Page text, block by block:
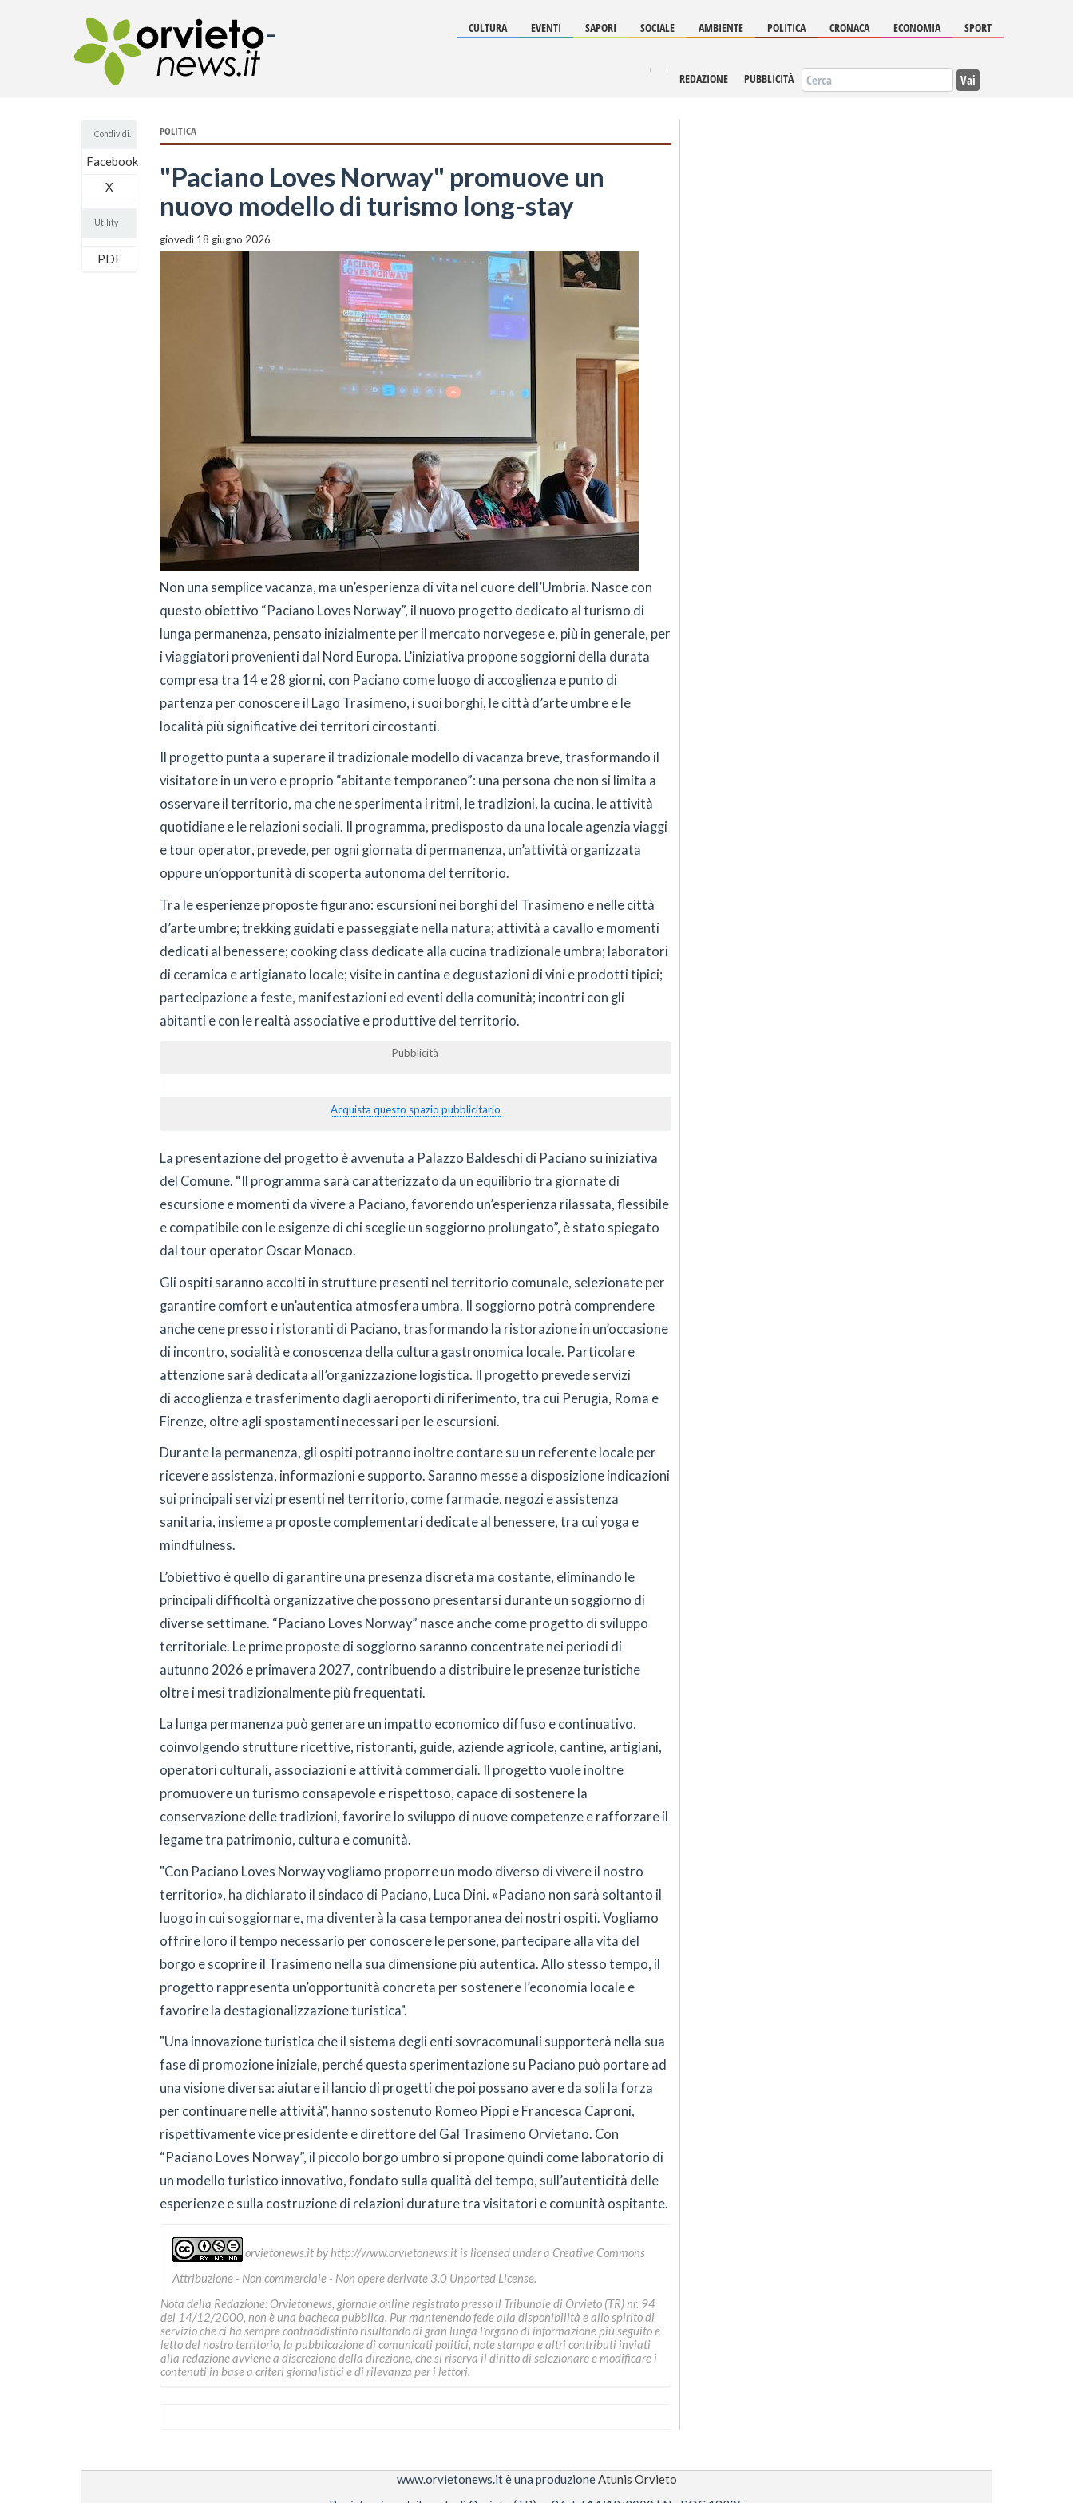
- CULTURA EVENTI SAPORI SOCIALE AMBIENTE POLITICA CRONACA ECONOMIA SPORT
REDAZIONE PUBBLICITÀ Vai
Condividi.
Facebook
X
Utility
PDF
POLITICA
"Paciano Loves Norway" promuove un
nuovo modello di turismo long-stay
giovedì 18 giugno 2026
Non una semplice vacanza, ma un’esperienza di vita nel cuore dell’Umbria. Nasce con
questo obiettivo “Paciano Loves Norway”, il nuovo progetto dedicato al turismo di
lunga permanenza, pensato inizialmente per il mercato norvegese e, più in generale, per
i viaggiatori provenienti dal Nord Europa. L’iniziativa propone soggiorni della durata
compresa tra 14 e 28 giorni, con Paciano come luogo di accoglienza e punto di
partenza per conoscere il Lago Trasimeno, i suoi borghi, le città d’arte umbre e le
località più significative dei territori circostanti.
Il progetto punta a superare il tradizionale modello di vacanza breve, trasformando il
visitatore in un vero e proprio “abitante temporaneo”: una persona che non si limita a
osservare il territorio, ma che ne sperimenta i ritmi, le tradizioni, la cucina, le attività
quotidiane e le relazioni sociali. Il programma, predisposto da una locale agenzia viaggi
e tour operator, prevede, per ogni giornata di permanenza, un’attività organizzata
oppure un’opportunità di scoperta autonoma del territorio.
Tra le esperienze proposte figurano: escursioni nei borghi del Trasimeno e nelle città
d’arte umbre; trekking guidati e passeggiate nella natura; attività a cavallo e momenti
dedicati al benessere; cooking class dedicate alla cucina tradizionale umbra; laboratori
di ceramica e artigianato locale; visite in cantina e degustazioni di vini e prodotti tipici;
partecipazione a feste, manifestazioni ed eventi della comunità; incontri con gli
abitanti e con le realtà associative e produttive del territorio.
Pubblicità
Acquista questo spazio pubblicitario
La presentazione del progetto è avvenuta a Palazzo Baldeschi di Paciano su iniziativa
del Comune. “Il programma sarà caratterizzato da un equilibrio tra giornate di
escursione e momenti da vivere a Paciano, favorendo un’esperienza rilassata, flessibile
e compatibile con le esigenze di chi sceglie un soggiorno prolungato”, è stato spiegato
dal tour operator Oscar Monaco.
Gli ospiti saranno accolti in strutture presenti nel territorio comunale, selezionate per
garantire comfort e un’autentica atmosfera umbra. Il soggiorno potrà comprendere
anche cene presso i ristoranti di Paciano, trasformando la ristorazione in un’occasione
di incontro, socialità e conoscenza della cultura gastronomica locale. Particolare
attenzione sarà dedicata all’organizzazione logistica. Il progetto prevede servizi
di accoglienza e trasferimento dagli aeroporti di riferimento, tra cui Perugia, Roma e
Firenze, oltre agli spostamenti necessari per le escursioni.
Durante la permanenza, gli ospiti potranno inoltre contare su un referente locale per
ricevere assistenza, informazioni e supporto. Saranno messe a disposizione indicazioni
sui principali servizi presenti nel territorio, come farmacie, negozi e assistenza
sanitaria, insieme a proposte complementari dedicate al benessere, tra cui yoga e
mindfulness.
L’obiettivo è quello di garantire una presenza discreta ma costante, eliminando le
principali difficoltà organizzative che possono presentarsi durante un soggiorno di
diverse settimane. “Paciano Loves Norway” nasce anche come progetto di sviluppo
territoriale. Le prime proposte di soggiorno saranno concentrate nei periodi di
autunno 2026 e primavera 2027, contribuendo a distribuire le presenze turistiche
oltre i mesi tradizionalmente più frequentati.
La lunga permanenza può generare un impatto economico diffuso e continuativo,
coinvolgendo strutture ricettive, ristoranti, guide, aziende agricole, cantine, artigiani,
operatori culturali, associazioni e attività commerciali. Il progetto vuole inoltre
promuovere un turismo consapevole e rispettoso, capace di sostenere la
conservazione delle tradizioni, favorire lo sviluppo di nuove competenze e rafforzare il
legame tra patrimonio, cultura e comunità.
"Con Paciano Loves Norway vogliamo proporre un modo diverso di vivere il nostro
territorio», ha dichiarato il sindaco di Paciano, Luca Dini. «Paciano non sarà soltanto il
luogo in cui soggiornare, ma diventerà la casa temporanea dei nostri ospiti. Vogliamo
offrire loro il tempo necessario per conoscere le persone, partecipare alla vita del
borgo e scoprire il Trasimeno nella sua dimensione più autentica. Allo stesso tempo, il
progetto rappresenta un’opportunità concreta per sostenere l’economia locale e
favorire la destagionalizzazione turistica".
"Una innovazione turistica che il sistema degli enti sovracomunali supporterà nella sua
fase di promozione iniziale, perché questa sperimentazione su Paciano può portare ad
una visione diversa: aiutare il lancio di progetti che poi possano avere da soli la forza
per continuare nelle attività", hanno sostenuto Romeo Pippi e Francesca Caproni,
rispettivamente vice presidente e direttore del Gal Trasimeno Orvietano. Con
“Paciano Loves Norway”, il piccolo borgo umbro si propone quindi come laboratorio di
un modello turistico innovativo, fondato sulla qualità del tempo, sull’autenticità delle
esperienze e sulla costruzione di relazioni durature tra visitatori e comunità ospitante.
orvietonews.itby http://www.orvietonews.itis licensed under a Creative Commons
Attribuzione - Non commerciale - Non opere derivate 3.0 Unported License.
Nota della Redazione: Orvietonews, giornale online registrato presso il Tribunale di Orvieto (TR) nr. 94
del 14/12/2000, non è una bacheca pubblica. Pur mantenendo fede alla disponibilità e allo spirito di
servizio che ci ha sempre contraddistinto risultando di gran lunga l’organo di informazione più seguito e
letto del nostro territorio, la pubblicazione di comunicati politici, note stampa e altri contributi inviati
alla redazione avviene a discrezione della direzione, che si riserva il diritto di selezionare e modificare i
contenuti in base a criteri giornalistici e di rilevanza per i lettori.
www.orvietonews.it è una produzioneAtunis Orvieto